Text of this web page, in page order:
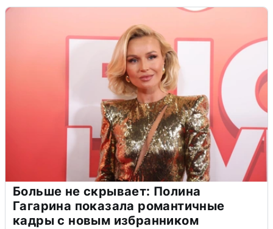
Больше не скрывает: Полина
Гагарина показала романтичные
кадры с новым избранником